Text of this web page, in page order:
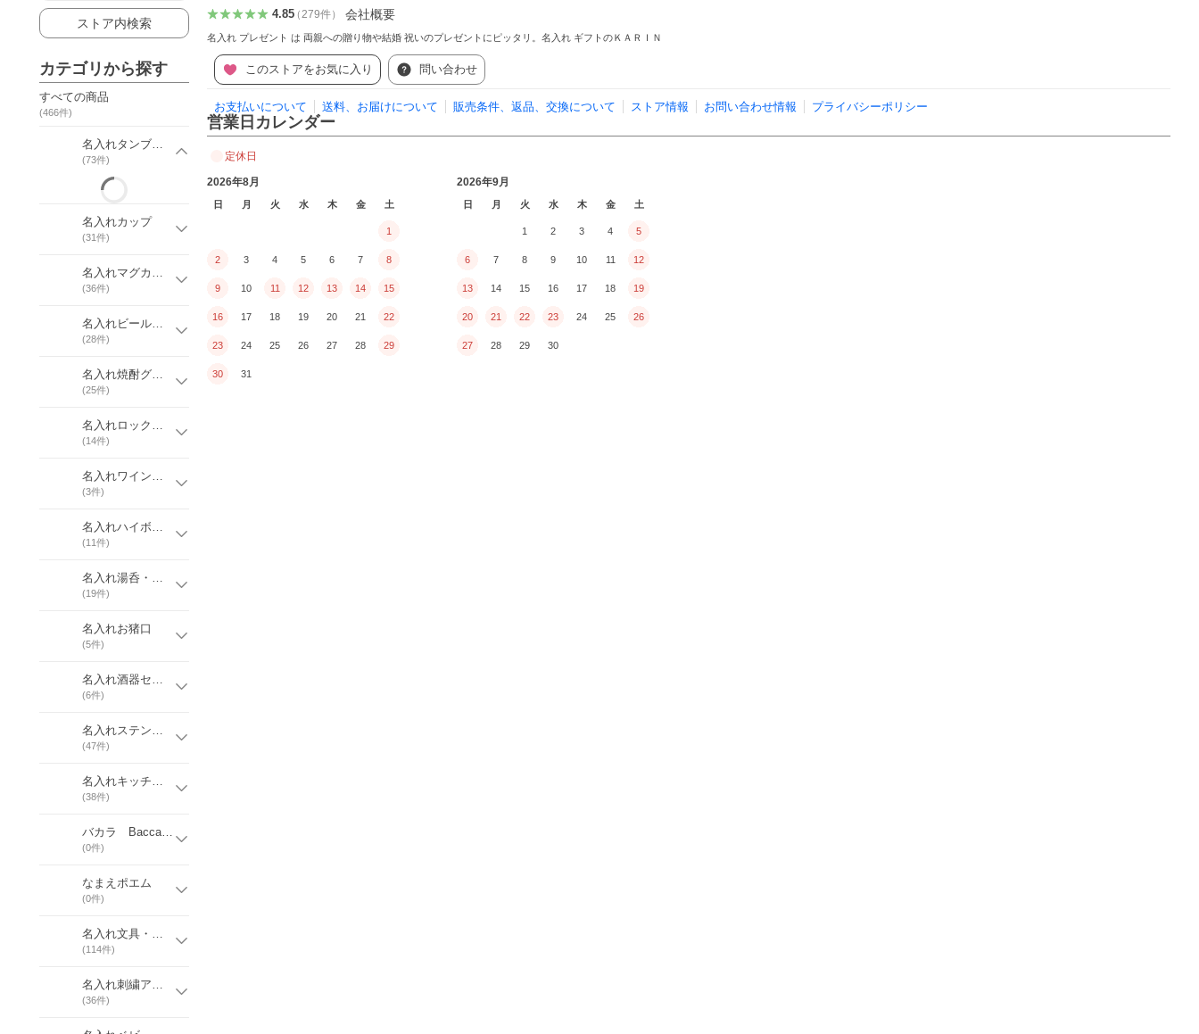
ストア内検索
カテゴリから探す
すべての商品
(466件)
名入れタンブラー
(73件)
名入れカップ
(31件)
名入れマグカップ
(36件)
名入れビールグラス
(28件)
名入れ焼酎グラス
(25件)
名入れロックグラス
(14件)
名入れワイングラス
(3件)
名入れハイボールグラス
(11件)
名入れ湯呑・茶碗
(19件)
名入れお猪口
(5件)
名入れ酒器セット
(6件)
名入れステンレスカップ
(47件)
名入れキッチン雑貨
(38件)
バカラ Baccarat
(0件)
なまえポエム
(0件)
名入れ文具・小物
(114件)
名入れ刺繍アイテム
(36件)
4.85（279件） 会社概要
名入れ プレゼント は 両親への贈り物や結婚 祝いのプレゼントにピッタリ。名入れ ギフトのＫＡＲＩＮ
このストアをお気に入り 問い合わせ
お支払いについて 送料、お届けについて 販売条件、返品、交換について ストア情報 お問い合わせ情報 プライバシーポリシー
営業日カレンダー
定休日
2026年8月
日 月 火 水 木 金 土
1
2 3 4 5 6 7 8
9 10 11 12 13 14 15
16 17 18 19 20 21 22
23 24 25 26 27 28 29
30 31
2026年9月
日 月 火 水 木 金 土
1 2 3 4 5
6 7 8 9 10 11 12
13 14 15 16 17 18 19
20 21 22 23 24 25 26
27 28 29 30